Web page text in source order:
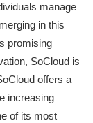
manage
in this
promising
SoCloud is
offers a
increasing
of its most